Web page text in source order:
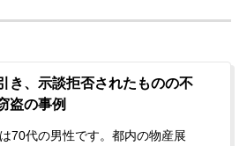
る警備員には既に謝罪し治療費を
き、示談拒否されたものの不
盗の事例
70代の男性です。都内の物産展